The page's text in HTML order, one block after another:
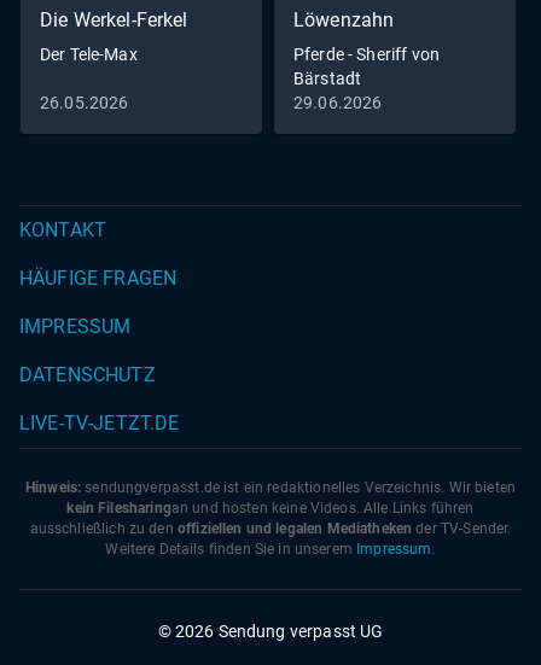
Die Werkel-Ferkel
Der Tele-Max
26.05.2026
Löwenzahn
Pferde - Sheriff von
Bärstadt
29.06.2026
KONTAKT
HÄUFIGE FRAGEN
IMPRESSUM
DATENSCHUTZ
LIVE-TV-JETZT.DE
Hinweis: sendungverpasst.de ist ein redaktionelles Verzeichnis. Wir bieten
kein Filesharingan und hosten keine Videos. Alle Links führen
ausschließlich zu den offiziellen und legalen Mediatheken der TV-Sender.
Weitere Details finden Sie in unserem Impressum.
© 2026 Sendung verpasst UG